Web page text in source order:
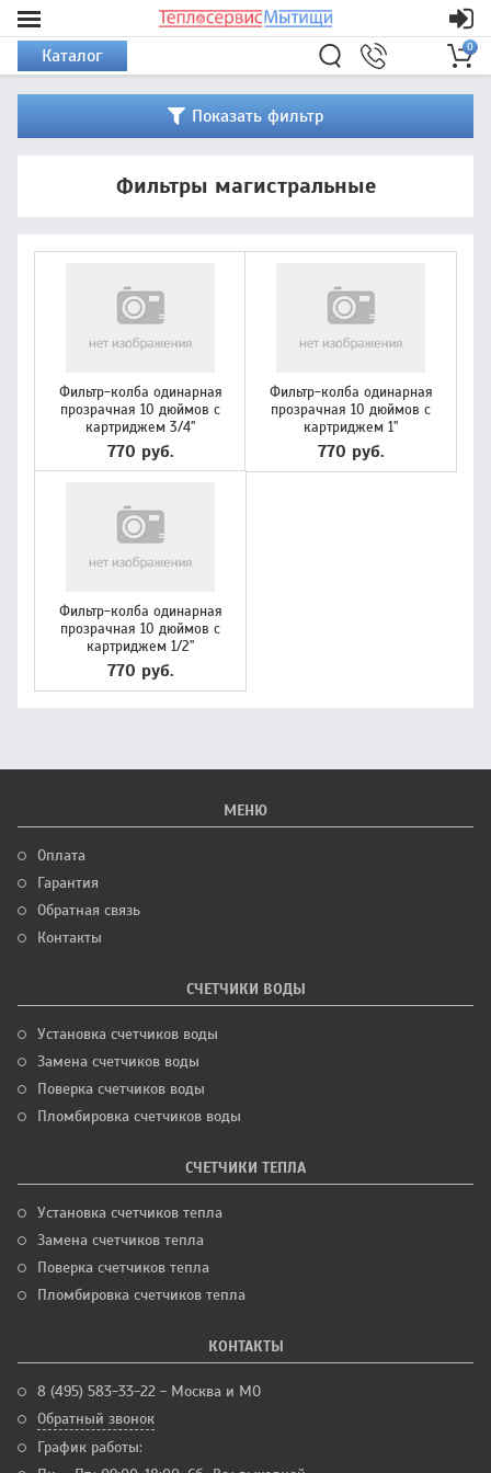
Каталог 0
Показать фильтр
Фильтры магистральные
Фильтр-колба одинарная
прозрачная 10 дюймов с
картриджем 3/4"
770 руб.
Фильтр-колба одинарная
прозрачная 10 дюймов с
картриджем 1"
770 руб.
Фильтр-колба одинарная
прозрачная 10 дюймов с
картриджем 1/2"
770 руб.
МЕНЮ
Оплата
Гарантия
Обратная связь
Контакты
СЧЕТЧИКИ ВОДЫ
Установка счетчиков воды
Замена счетчиков воды
Поверка счетчиков воды
Пломбировка счетчиков воды
СЧЕТЧИКИ ТЕПЛА
Установка счетчиков тепла
Замена счетчиков тепла
Поверка счетчиков тепла
Пломбировка счетчиков тепла
КОНТАКТЫ
8 (495) 583-33-22 - Москва и МО
Обратный звонок
График работы: